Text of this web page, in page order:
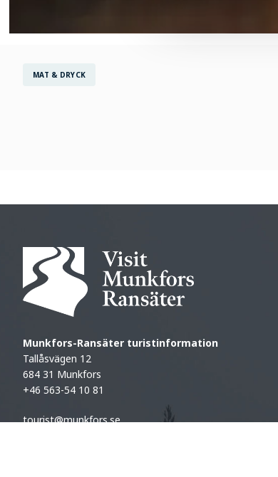
MAT & DRYCK
Munkfors-Ransäter turistinformation
Tallåsvägen 12
684 31 Munkfors
+46 563-54 10 81
tourist@munkfors.se